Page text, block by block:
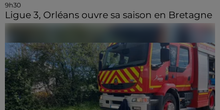
9h30
Ligue 3, Orléans ouvre sa saison en Bretagne